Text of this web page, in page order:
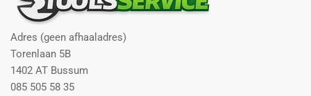
Adres (geen afhaaladres)
Torenlaan 5B
1402 AT Bussum
085 505 58 35